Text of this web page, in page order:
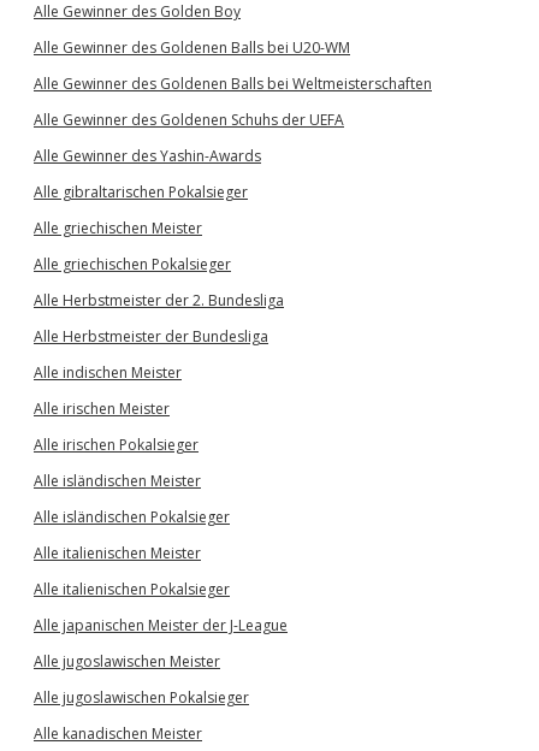
Alle Gewinner des Golden Boy
Alle Gewinner des Goldenen Balls bei U20-WM
Alle Gewinner des Goldenen Balls bei Weltmeisterschaften
Alle Gewinner des Goldenen Schuhs der UEFA
Alle Gewinner des Yashin-Awards
Alle gibraltarischen Pokalsieger
Alle griechischen Meister
Alle griechischen Pokalsieger
Alle Herbstmeister der 2. Bundesliga
Alle Herbstmeister der Bundesliga
Alle indischen Meister
Alle irischen Meister
Alle irischen Pokalsieger
Alle isländischen Meister
Alle isländischen Pokalsieger
Alle italienischen Meister
Alle italienischen Pokalsieger
Alle japanischen Meister der J-League
Alle jugoslawischen Meister
Alle jugoslawischen Pokalsieger
Alle kanadischen Meister